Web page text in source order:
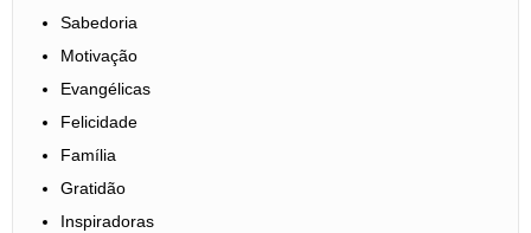
Sabedoria
Motivação
Evangélicas
Felicidade
Família
Gratidão
Inspiradoras